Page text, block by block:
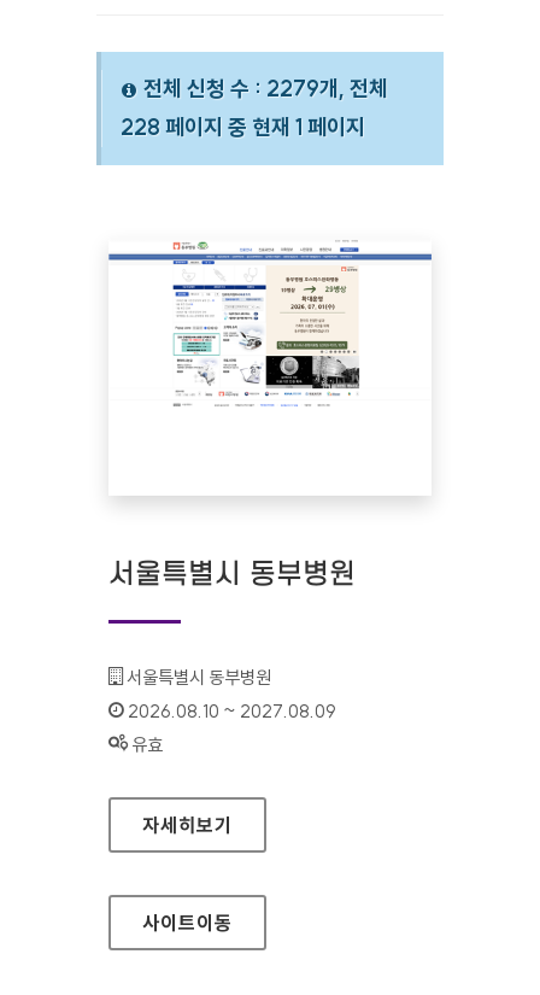
전체 신청 수 : 2279개, 전체
228 페이지 중 현재 1 페이지
서울특별시 동부병원
기관명 :
서울특별시 동부병원
인증기간 :
2026.08.10 ~ 2027.08.09
상태 :
유효
서울특별시 동부병원
자세히보기
사이트이동